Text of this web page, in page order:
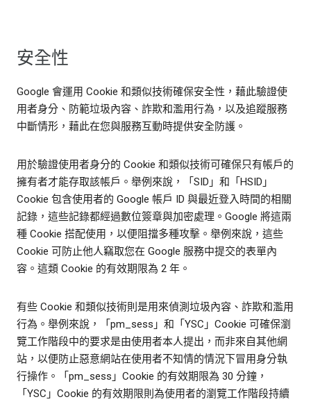
安全性
Google 會運用 Cookie 和類似技術確保安全性，藉此驗證使
用者身分、防範垃圾內容、詐欺和濫用行為，以及追蹤服務
中斷情形，藉此在您與服務互動時提供安全防護。
用於驗證使用者身分的 Cookie 和類似技術可確保只有帳戶的
擁有者才能存取該帳戶。舉例來說，「SID」和「HSID」
Cookie 包含使用者的 Google 帳戶 ID 與最近登入時間的相關
記錄，這些記錄都經過數位簽章與加密處理。Google 將這兩
種 Cookie 搭配使用，以便阻擋多種攻擊。舉例來說，這些
Cookie 可防止他人竊取您在 Google 服務中提交的表單內
容。這類 Cookie 的有效期限為 2 年。
有些 Cookie 和類似技術則是用來偵測垃圾內容、詐欺和濫用
行為。舉例來說，「pm_sess」和「YSC」Cookie 可確保瀏
覽工作階段中的要求是由使用者本人提出，而非來自其他網
站，以便防止惡意網站在使用者不知情的情況下冒用身分執
行操作。「pm_sess」Cookie 的有效期限為 30 分鐘，
「YSC」Cookie 的有效期限則為使用者的瀏覽工作階段持續